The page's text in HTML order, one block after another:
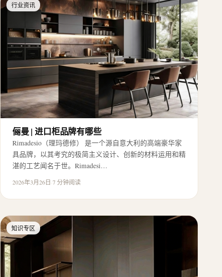
行业资讯
俪曼 | 进口柜品牌有哪些
Rimadesio（理玛德修） 是一个源自意大利的高端豪华家
具品牌，以其考究的极简主义设计、创新的材料运用和精
湛的工艺闻名于世。Rimadesi…
2026年3月26日·7 分钟阅读
知识专区